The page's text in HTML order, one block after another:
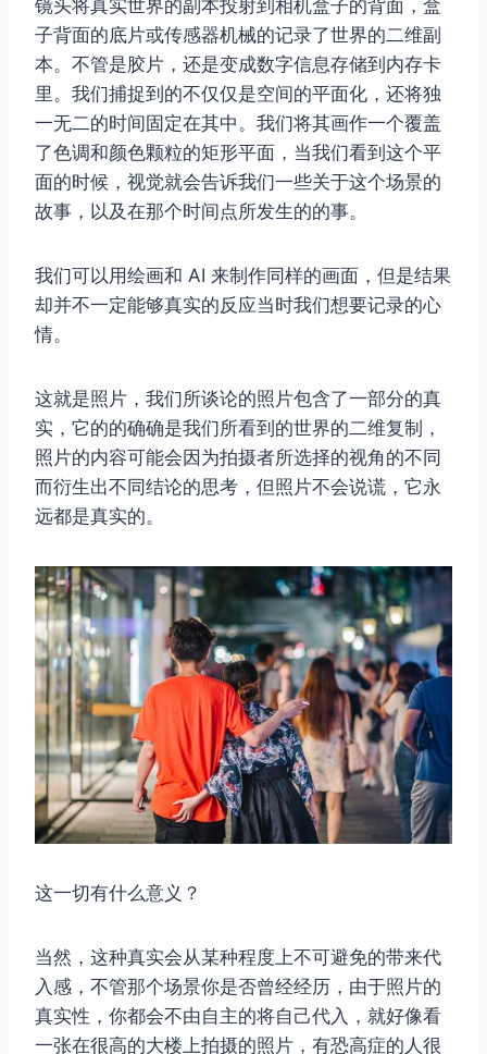
镜头将真实世界的副本投射到相机盒子的背面，盒
子背面的底片或传感器机械的记录了世界的二维副
本。不管是胶片，还是变成数字信息存储到内存卡
里。我们捕捉到的不仅仅是空间的平面化，还将独
一无二的时间固定在其中。我们将其画作一个覆盖
了色调和颜色颗粒的矩形平面，当我们看到这个平
面的时候，视觉就会告诉我们一些关于这个场景的
故事，以及在那个时间点所发生的的事。
我们可以用绘画和 AI 来制作同样的画面，但是结果
却并不一定能够真实的反应当时我们想要记录的心
情。
这就是照片，我们所谈论的照片包含了一部分的真
实，它的的确确是我们所看到的世界的二维复制，
照片的内容可能会因为拍摄者所选择的视角的不同
而衍生出不同结论的思考，但照片不会说谎，它永
远都是真实的。
这一切有什么意义？
当然，这种真实会从某种程度上不可避免的带来代
入感，不管那个场景你是否曾经经历，由于照片的
真实性，你都会不由自主的将自己代入，就好像看
一张在很高的大楼上拍摄的照片，有恐高症的人很